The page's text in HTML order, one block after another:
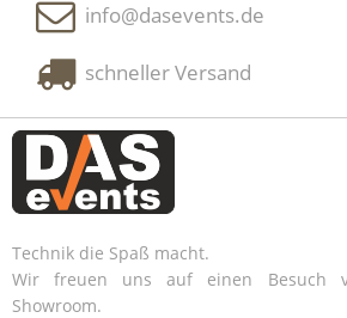
info@dasevents.de
schneller Versand
Technik die Spaß macht.
Wir freuen uns auf einen Besuch
Showroom.